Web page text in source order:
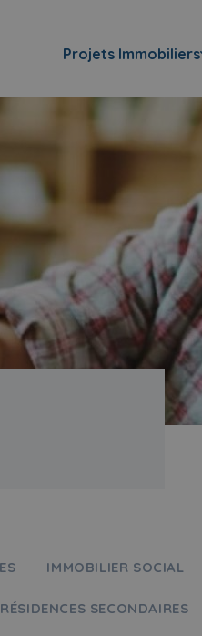
Projets Immobiliers
IMMOBILIER SOCIAL
RÉSIDENCES SECONDAIRES